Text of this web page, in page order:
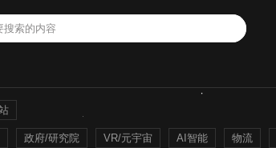
政府/研究院 VR/元宇宙 AI智能 物流